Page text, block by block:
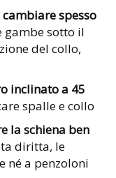
cambiare spesso
gambe sotto il
del collo,
inclinato a 45
spalle e collo
la schiena ben
diritta, le
né a penzoloni